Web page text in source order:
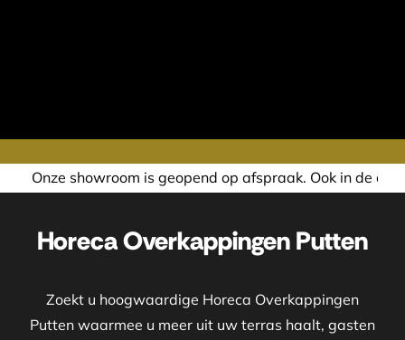
op afspraak. Ook in de avond of in het weekend
Horeca Overkappingen Putten
Zoekt u hoogwaardige Horeca Overkappingen
Putten waarmee u meer uit uw terras haalt, gasten